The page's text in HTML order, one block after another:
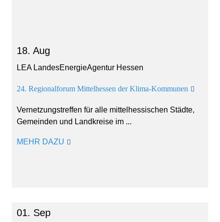
18. Aug
LEA LandesEnergieAgentur Hessen
24. Regionalforum Mittelhessen der Klima-Kommunen
Vernetzungstreffen für alle mittelhessischen Städte,
Gemeinden und Landkreise im ...
MEHR DAZU
01. Sep